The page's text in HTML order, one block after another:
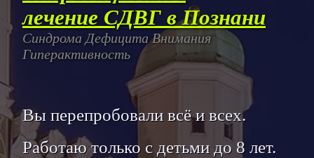
лечение СДВГ в Познани
Синдрома Дефицита Внимания
Гиперактивность
Вы перепробовали всё и всех.
Работаю только с детьми до 8 лет.